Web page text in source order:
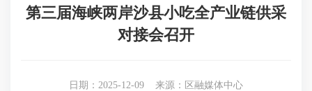
第三届海峡两岸沙县小吃全产业链供采
对接会召开
日期：2025-12-09 来源：区融媒体中心